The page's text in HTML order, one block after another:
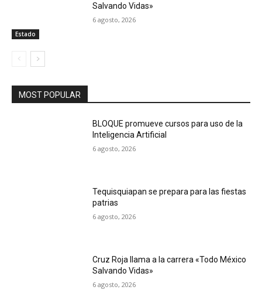
Estado
Salvando Vidas»
6 agosto, 2026
MOST POPULAR
BLOQUE promueve cursos para uso de la
Inteligencia Artificial
6 agosto, 2026
Tequisquiapan se prepara para las fiestas
patrias
6 agosto, 2026
Cruz Roja llama a la carrera «Todo México
Salvando Vidas»
6 agosto, 2026